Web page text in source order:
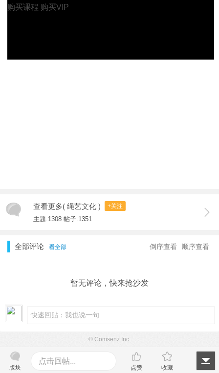
购买课程 购买VIP
查看更多( 绳艺文化 ) +关注
主题:1308 帖子:1351
全部评论 看全部 顺序查看
倒序查看
暂无评论，快来抢沙发
版块
点击回帖...
点赞 收藏
© Comsenz Inc.